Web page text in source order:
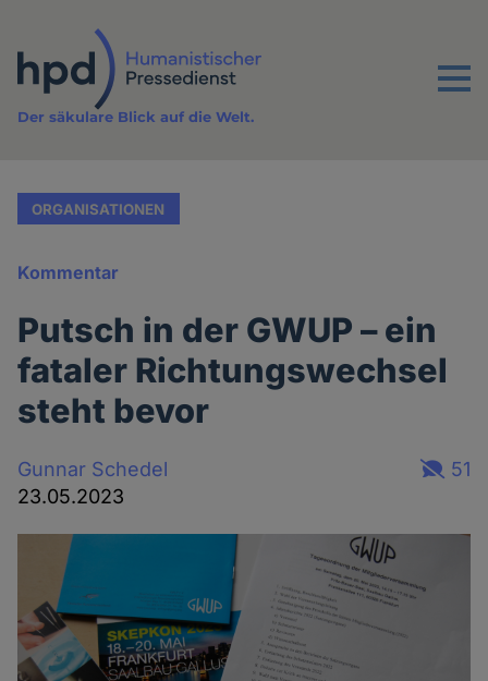
Inhalt
Menu
Der säkulare Blick auf die Welt.
ORGANISATIONEN
Kommentar
Putsch in der GWUP – ein
fataler Richtungswechsel
steht bevor
Gunnar Schedel
23.05.2023
51